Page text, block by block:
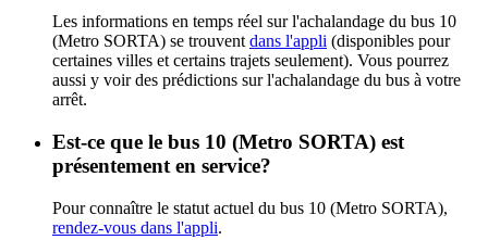
Les informations en temps réel sur l'achalandage du bus 10
(Metro SORTA) se trouvent dans l'appli (disponibles pour
certaines villes et certains trajets seulement). Vous pourrez
aussi y voir des prédictions sur l'achalandage du bus à votre
arrêt.
Est-ce que le bus 10 (Metro SORTA) est
présentement en service?
Pour connaître le statut actuel du bus 10 (Metro SORTA),
rendez-vous dans l'appli.